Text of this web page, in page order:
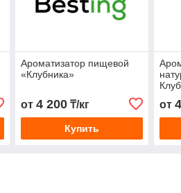
Ароматизатор пищевой
«Клубника»
от 4 200₸/кг
Купить
от